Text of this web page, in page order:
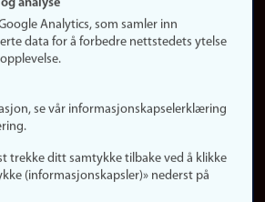
analyse
Analytics, som samler inn
data for å forbedre nettstedets ytelse
se vår informasjonskapselerklæring
trekke ditt samtykke tilbake ved å klikke
(informasjonskapsler)» nederst på